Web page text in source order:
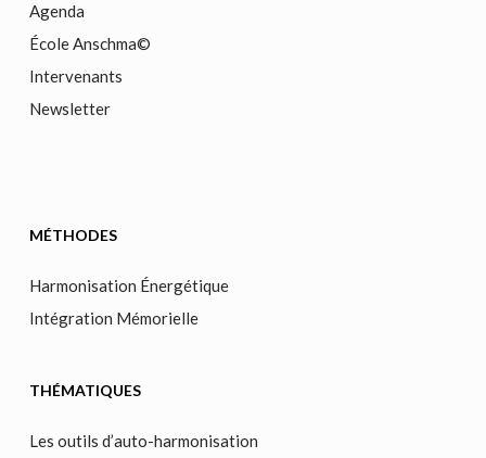
Agenda
École Anschma©
Intervenants
Newsletter
MÉTHODES
Harmonisation Énergétique
Intégration Mémorielle
THÉMATIQUES
Les outils d’auto-harmonisation